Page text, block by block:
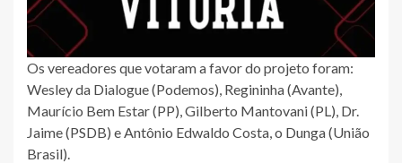
Os vereadores que votaram a favor do projeto foram:
Wesley da Dialogue (Podemos), Regininha (Avante),
Maurício Bem Estar (PP), Gilberto Mantovani (PL), Dr.
Jaime (PSDB) e Antônio Edwaldo Costa, o Dunga (União
Brasil).